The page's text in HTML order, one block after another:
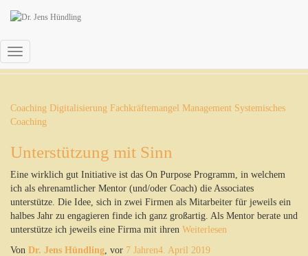
Navigation
umschalten
Coaching Digitalisierung Fachkräftemangel Management Systemisches
Coaching
Unterstützung mit Sinn
Eine wirklich gut Initiative ist das On Purpose Programm, in welchem
ich als ehrenamtlicher Mentor (und/oder Coach) die Associates
unterstütze. Die Idee, sich in zwei Firmen als Mitarbeiter für jeweils ein
halbes Jahr zu engagieren finde ich ganz großartig. Als Mentor berate und
unterstütze ich jeweils eine Firma mit ihren Weiterlesen
Von Dr. Jens Hündling, vor 7 Jahren4. April 2019